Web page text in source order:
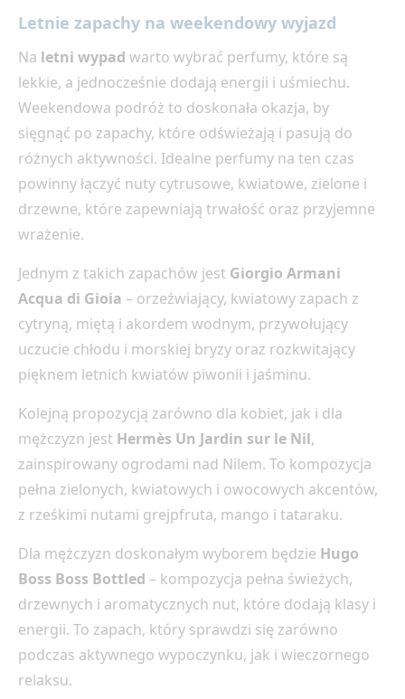
Letnie zapachy na weekendowy wyjazd
Na letni wypad warto wybrać perfumy, które są
lekkie, a jednocześnie dodają energii i uśmiechu.
Weekendowa podróż to doskonała okazja, by
sięgnąć po zapachy, które odświeżają i pasują do
różnych aktywności. Idealne perfumy na ten czas
powinny łączyć nuty cytrusowe, kwiatowe, zielone i
drzewne, które zapewniają trwałość oraz przyjemne
wrażenie.
Jednym z takich zapachów jest Giorgio Armani
Acqua di Gioia – orzeźwiający, kwiatowy zapach z
cytryną, miętą i akordem wodnym, przywołujący
uczucie chłodu i morskiej bryzy oraz rozkwitający
pięknem letnich kwiatów piwonii i jaśminu.
Kolejną propozycją zarówno dla kobiet, jak i dla
mężczyzn jest Hermès Un Jardin sur le Nil,
zainspirowany ogrodami nad Nilem. To kompozycja
pełna zielonych, kwiatowych i owocowych akcentów,
z rześkimi nutami grejpfruta, mango i tataraku.
Dla mężczyzn doskonałym wyborem będzie Hugo
Boss Boss Bottled – kompozycja pełna świeżych,
drzewnych i aromatycznych nut, które dodają klasy i
energii. To zapach, który sprawdzi się zarówno
podczas aktywnego wypoczynku, jak i wieczornego
relaksu.